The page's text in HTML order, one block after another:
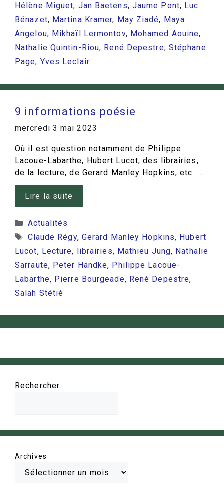
Hélène Miguet, Jan Baetens, Jaume Pont, Luc
Bénazet, Martina Kramer, May Ziadé, Maya
Angelou, Mikhaïl Lermontov, Mohamed Aouine,
Nathalie Quintin-Riou, René Depestre, Stéphane
Page, Yves Leclair
9 informations poésie
mercredi 3 mai 2023
Où il est question notamment de Philippe
Lacoue-Labarthe, Hubert Lucot, des librairies,
de la lecture, de Gerard Manley Hopkins, etc. …
Lire la suite
Catégories
Actualités
Étiquettes
Claude Régy, Gerard Manley Hopkins, Hubert
Lucot, Lecture, librairies, Mathieu Jung, Nathalie
Sarraute, Peter Handke, Philippe Lacoue-
Labarthe, Pierre Bourgeade, René Depestre,
Salah Stétié
Rechercher
Archives